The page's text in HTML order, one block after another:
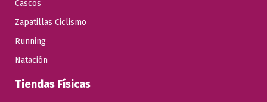
Cascos
Zapatillas Ciclismo
Running
Natación
Tiendas Físicas